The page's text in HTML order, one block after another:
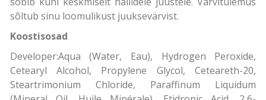
sõltub sinu loomulikust juuksevärvist.
Koostisosad
Developer:Aqua (Water, Eau), Hydrogen Peroxide,
Cetearyl Alcohol, Propylene Glycol, Ceteareth-20,
Steartrimonium Chloride, Paraffinum Liquidum